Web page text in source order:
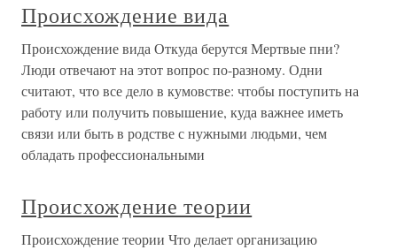
Происхождение вида
Происхождение вида Откуда берутся Мертвые пни?
Люди отвечают на этот вопрос по-разному. Одни
считают, что все дело в кумовстве: чтобы поступить на
работу или получить повышение, куда важнее иметь
связи или быть в родстве с нужными людьми, чем
обладать профессиональными
Происхождение теории
Происхождение теории Что делает организацию